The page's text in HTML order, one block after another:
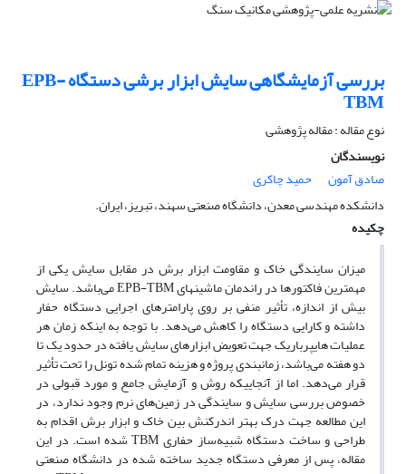
بررسی آزمایشگاهی سایش ابزار برشی دستگاه EPB-
TBM
نوع مقاله : مقاله پژوهشی
نویسندگان
صادق آمون
حمید چاکری
دانشکده مهندسی معدن، دانشگاه صنعتی سهند، تبریز، ایران.
چکیده
میزان سایندگی خاک و مقاومت ابزار برش در مقابل سایش یکی از
مهمترین فاکتورها در راندمان ماشینهای EPB-TBM می‌باشد. سایش
بیش از اندازه، تأثیر منفی بر روی پارامترهای اجرایی دستگاه حفار
داشته و کارایی دستگاه را کاهش می‌دهد. با توجه به اینکه زمان هر
عملیات هایپرباریک جهت تعویض ابزارهای سایش یافته در حدود یک تا
دو هفته می‌باشد، زمانبندی پروژه و هزینه تمام شده تونل را تحت تأثیر
قرار می‌دهد. اما از آنجاییکه روش و آزمایش جامع و مورد قبولی در
خصوص بررسی سایش و سایندگی در زمین‌های نرم وجود ندارد، در
این مطالعه جهت درک بهتر اندرکنش بین خاک و ابزار برش اقدام به
طراحی و ساخت دستگاه شبیه‌ساز حفاری TBM شده است. در این
مقاله، پس از معرفی دستگاه جدید ساخته شده در دانشگاه صنعتی